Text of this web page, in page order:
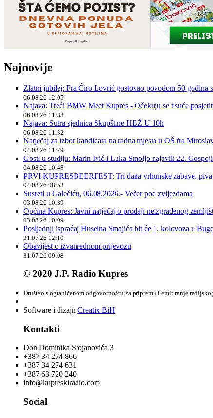
Najnovije
Zlatni jubilej: Fra Ćiro Lovrić gostovao povodom 50 godina
06.08.26 12:05
Najava: Treći BMW Meet Kupres - Očekuju se tisuće
06.08.26 11:38
Najava: Sutra sjednica Skupštine HBŽ U 10h
06.08.26 11:32
Natječaj za izbor kandidata na radna mjesta u OŠ fra
04.08.26 11:29
Gosti u studiju: Marin Ivić i Luka Smoljo najavili 22.
04.08.26 10:48
PRVI KUPRESBEERFEST: Tri dana vrhunske zabave,
04.08.26 08:53
Susreti u Galečiću, 06.08.2026.- Večer pod zvijezdama
03.08.26 10:39
Općina Kupres: Javni natječaj o prodaji neizgrađenog
03.08.26 10:09
Posljednji ispraćaj Huseina Smajića bit će 1. kolovoza u
31.07.26 12:10
Obavijest o izvanrednom prijevozu
31.07.26 09:08
© 2020 J.P. Radio Kupres
Društvo s ograničenom odgovornošću za pripremu i emitiranje
Software i dizajn Creatix BiH
Kontakti
Don Dominika Stojanovića 3
+387 34 274 866
+387 34 274 631
+387 63 720 240
info@kupreskiradio.com
Social